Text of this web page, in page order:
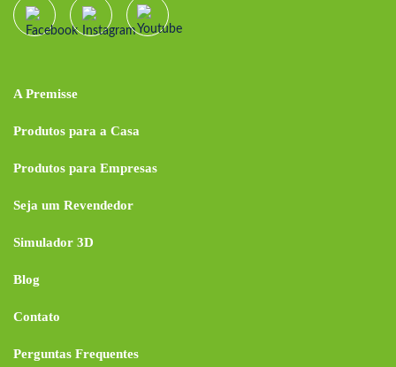
A Premisse
Produtos para a Casa
Produtos para Empresas
Seja um Revendedor
Simulador 3D
Blog
Contato
Perguntas Frequentes